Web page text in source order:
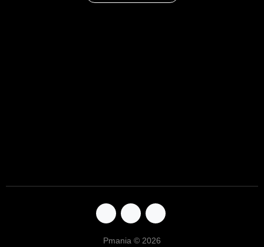
Pmania © 2026